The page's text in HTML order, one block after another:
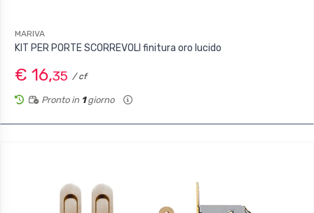
MARIVA
KIT PER PORTE SCORREVOLI finitura oro lucido
€ 16,35 / cf
Pronto in 1giorno